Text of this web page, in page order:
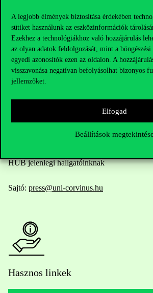
A legjobb élmények biztosítása érdekében
sütiket használunk az eszközinformációk
Ezekhez a technológiákhoz való hozzájárulás
az olyan adatok feldolgozását, mint a böngészési
egyedi azonosítók ezen az oldalon. A
visszavonása negatívan befolyásolhat bizonyos
jellemzőket.
Elfogad
Beállítások megtekintése
Elérhetőségek
Kérdésed van a felvételivel kapcsolatban?
Oktatói elérhetőségek
HUB jelenlegi hallgatóinknak
Sajtó: press@uni-corvinus.hu
Hasznos linkek